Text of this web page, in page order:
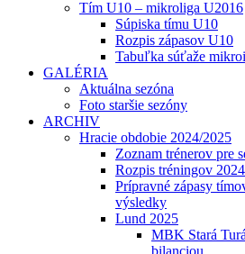
Tím U10 – mikroliga U2016
Súpiska tímu U10
Rozpis zápasov U10
Tabuľka súťaže
GALÉRIA
Aktuálna sezóna
Foto staršie sezóny
ARCHIV
Hracie obdobie 2024/2025
Zoznam trénerov pre
Rozpis tréningov
Prípravné zápasy
výsledky
Lund 2025
MBK Stará
bilanciou